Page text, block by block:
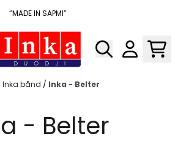
“MADE IN SAPMI”
Inka bånd / Inka - Belter
- Belter